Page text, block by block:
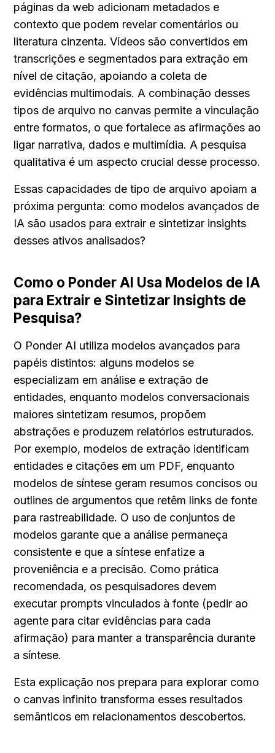
páginas da web adicionam metadados e
contexto que podem revelar comentários ou
literatura cinzenta. Vídeos são convertidos em
transcrições e segmentados para extração em
nível de citação, apoiando a coleta de
evidências multimodais. A combinação desses
tipos de arquivo no canvas permite a vinculação
entre formatos, o que fortalece as afirmações ao
ligar narrativa, dados e multimídia. A pesquisa
qualitativa é um aspecto crucial desse processo.
Essas capacidades de tipo de arquivo apoiam a
próxima pergunta: como modelos avançados de
IA são usados para extrair e sintetizar insights
desses ativos analisados?
Como o Ponder AI Usa Modelos de IA
para Extrair e Sintetizar Insights de
Pesquisa?
O Ponder AI utiliza modelos avançados para
papéis distintos: alguns modelos se
especializam em análise e extração de
entidades, enquanto modelos conversacionais
maiores sintetizam resumos, propõem
abstrações e produzem relatórios estruturados.
Por exemplo, modelos de extração identificam
entidades e citações em um PDF, enquanto
modelos de síntese geram resumos concisos ou
outlines de argumentos que retêm links de fonte
para rastreabilidade. O uso de conjuntos de
modelos garante que a análise permaneça
consistente e que a síntese enfatize a
proveniência e a precisão. Como prática
recomendada, os pesquisadores devem
executar prompts vinculados à fonte (pedir ao
agente para citar evidências para cada
afirmação) para manter a transparência durante
a síntese.
Esta explicação nos prepara para explorar como
o canvas infinito transforma esses resultados
semânticos em relacionamentos descobertos.